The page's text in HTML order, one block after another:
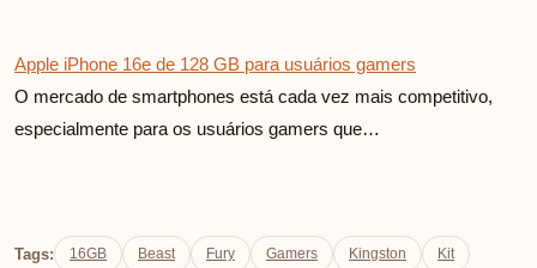
Apple iPhone 16e de 128 GB para usuários gamers
O mercado de smartphones está cada vez mais competitivo,
especialmente para os usuários gamers que…
Tags: 16GB Beast Fury Gamers Kingston Kit